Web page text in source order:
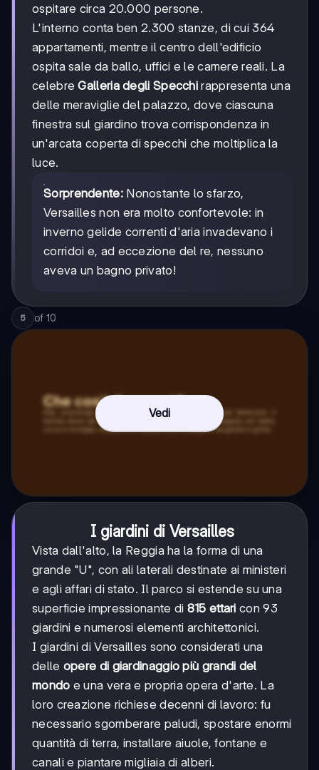
ospitare circa 20.000 persone.
L'interno conta ben 2.300 stanze, di cui 364
appartamenti, mentre il centro dell'edificio
ospita sale da ballo, uffici e le camere reali. La
celebreGalleria degli Specchi rappresenta una
delle meraviglie del palazzo, dove ciascuna
finestra sul giardino trova corrispondenza in
un'arcata coperta di specchi che moltiplica la
luce.
Sorprendente:Nonostante lo sfarzo,
Versailles non era molto confortevole: in
inverno gelide correnti d'aria invadevano i
corridoi e, ad eccezione del re, nessuno
aveva un bagno privato!
5 of 10
Vedi
I giardini di Versailles
Vista dall'alto, la Reggia ha la forma di una
grande "U", con ali laterali destinate ai ministeri
e agli affari di stato. Il parco si estende su una
superficie impressionante di 815 ettari con 93
giardini e numerosi elementi architettonici.
I giardini di Versailles sono considerati una
delle opere di giardinaggio più grandi del
mondo e una vera e propria opera d'arte. La
loro creazione richiese decenni di lavoro: fu
necessario sgomberare paludi, spostare enormi
quantità di terra, installare aiuole, fontane e
canali e piantare migliaia di alberi.